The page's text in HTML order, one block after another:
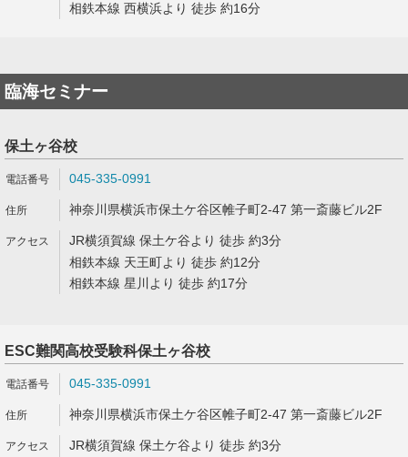
相鉄本線 西横浜より 徒歩 約16分
臨海セミナー
保土ヶ谷校
045-335-0991
神奈川県横浜市保土ケ谷区帷子町2-47 第一斎藤ビル2F
JR横須賀線 保土ケ谷より 徒歩 約3分
相鉄本線 天王町より 徒歩 約12分
相鉄本線 星川より 徒歩 約17分
ESC難関高校受験科保土ヶ谷校
045-335-0991
神奈川県横浜市保土ケ谷区帷子町2-47 第一斎藤ビル2F
JR横須賀線 保土ケ谷より 徒歩 約3分